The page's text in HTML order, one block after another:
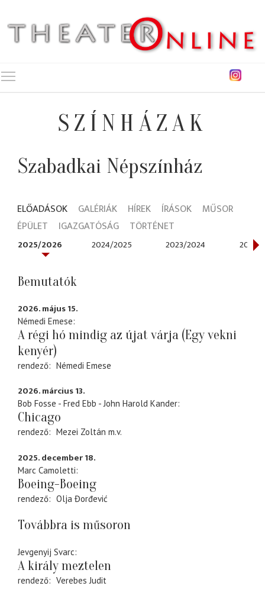
SZÍNHÁZAK
Szabadkai Népszínház
ELŐADÁSOK GALÉRIÁK HÍREK ÍRÁSOK
MŰSOR
ÉPÜLET
IGAZGATÓSÁG TÖRTÉNET
2025/2026 2024/2025 2023/2024 2022/
Bemutatók
2026. május 15.
Némedi Emese
A régi hó mindig az újat várja (Egy vekni
kenyér)
rendező Némedi Emese
2026. március 13.
Bob Fosse - Fred Ebb - John Harold Kander
Chicago
rendező Mezei Zoltán m.v.
2025. december 18.
Marc Camoletti
Boeing-Boeing
rendező Olja Đorđević
Továbbra is műsoron
Jevgenyij Svarc
A király meztelen
rendező Verebes Judit